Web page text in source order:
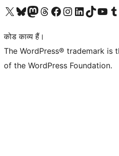
Visit our X (formerly Twitter) account
हमारे बलुस्की खाते पर जाएँVisit our Mastodon account
हमारे थ्रेड्स अकाउंट पर जाएंहमारे फेसबुक पेज पर जाएँहमारे इंस्टाग्राम अकाउंट पर जाएंहमारे लिंक्डइन खाते पर जाएँहमारे टिकटॉक खाते पर जाएँहमारे यूट्यूब चैनल पर जाएंहमारे Tumblr खाते पर जाएँ
कोड काव्य हैं।
The WordPress® trademark is
of the WordPress Foundation.